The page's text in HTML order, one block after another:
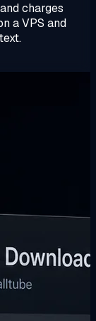
charges
a VPS and